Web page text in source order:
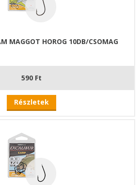
MAGGOT HOROG 10DB/CSOMAG
590 Ft
Részletek